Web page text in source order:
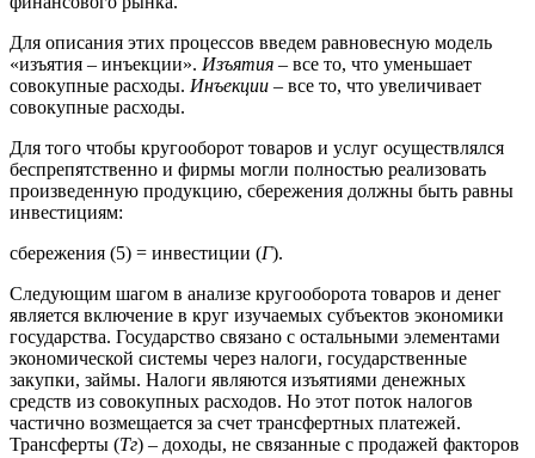
Для описания этих процессов введем равновесную модель
«изъятия – инъекции». Изъятия – все то, что уменьшает
совокупные расходы. Инъекции – все то, что увеличивает
совокупные расходы.
Для того чтобы кругооборот товаров и услуг осуществлялся
беспрепятственно и фирмы могли полностью реализовать
произведенную продукцию, сбережения должны быть равны
инвестициям:
сбережения (5) = инвестиции (Г).
Следующим шагом в анализе кругооборота товаров и денег
является включение в круг изучаемых субъектов экономики
государства. Государство связано с остальными элементами
экономической системы через налоги, государственные
закупки, займы. Налоги являются изъятиями денежных
средств из совокупных расходов. Но этот поток налогов
частично возмещается за счет трансфертных платежей.
Трансферты (Тг) – доходы, не связанные с продажей факторов